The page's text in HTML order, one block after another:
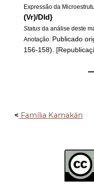
Expressão da
(Vr)/DId}
Status da análise deste
Anotação: Publicado
156-158).
< Família Kamakán